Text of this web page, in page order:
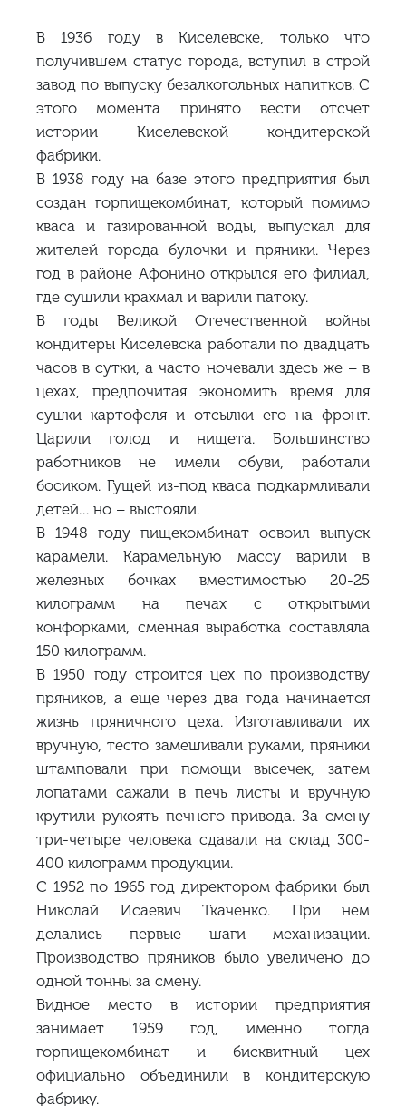
В 1936 году в Киселевске, только что
получившем статус города, вступил в строй
завод по выпуску безалкогольных напитков. С
этого момента принято вести отсчет
истории Киселевской кондитерской
фабрики.
В 1938 году на базе этого предприятия был
создан горпищекомбинат, который помимо
кваса и газированной воды, выпускал для
жителей города булочки и пряники. Через
год в районе Афонино открылся его филиал,
где сушили крахмал и варили патоку.
В годы Великой Отечественной войны
кондитеры Киселевска работали по двадцать
часов в сутки, а часто ночевали здесь же – в
цехах, предпочитая экономить время для
сушки картофеля и отсылки его на фронт.
Царили голод и нищета. Большинство
работников не имели обуви, работали
босиком. Гущей из-под кваса подкармливали
детей… но – выстояли.
В 1948 году пищекомбинат освоил выпуск
карамели. Карамельную массу варили в
железных бочках вместимостью 20-25
килограмм на печах с открытыми
конфорками, сменная выработка составляла
150 килограмм.
В 1950 году строится цех по производству
пряников, а еще через два года начинается
жизнь пряничного цеха. Изготавливали их
вручную, тесто замешивали руками, пряники
штамповали при помощи высечек, затем
лопатами сажали в печь листы и вручную
крутили рукоять печного привода. За смену
три-четыре человека сдавали на склад 300-
400 килограмм продукции.
С 1952 по 1965 год директором фабрики был
Николай Исаевич Ткаченко. При нем
делались первые шаги механизации.
Производство пряников было увеличено до
одной тонны за смену.
Видное место в истории предприятия
занимает 1959 год, именно тогда
горпищекомбинат и бисквитный цех
официально объединили в кондитерскую
фабрику.